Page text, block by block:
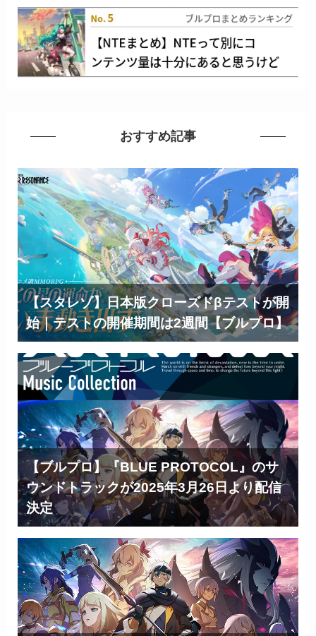
おすすめ記事
【スタレゾ】日本版クローズドβテストが開
始｜テストの開催期間は2週間【ブルプロ】
【ブルプロ】『BLUE PROTOCOL』のサ
ウンドトラックが2025年3月26日より配信
決定